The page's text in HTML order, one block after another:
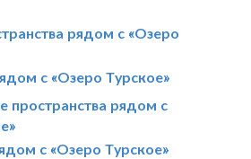
рядом с «Озеро
с «Озеро Турское»
пространства рядом с
с «Озеро Турское»